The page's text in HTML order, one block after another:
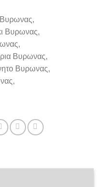
Βυρωνας,
Βυρωνας,
Βυρωνας,
Βυρωνας,